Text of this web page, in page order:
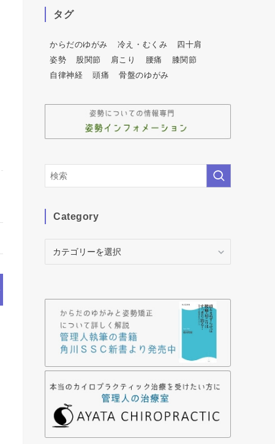
タグ
からだのゆがみ 冷え・むくみ
四十肩
姿勢
股関節 肩こり 腰痛
膝関節
自律神経
頭痛 骨盤のゆがみ
Category